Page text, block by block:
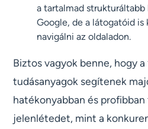
a tartalmad
Google, de a látogatóid
navigálni az oldaladon.
Biztos vagyok benne, hogy
tudásanyagok segítenek
hatékonyabban és
jelenlétedet, mint a